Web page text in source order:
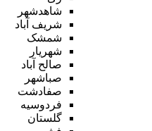
شاهدشهر
شریف آباد
شمشک
شهریار
صالح آباد
صباشهر
صفادشت
فردوسیه
گلستان